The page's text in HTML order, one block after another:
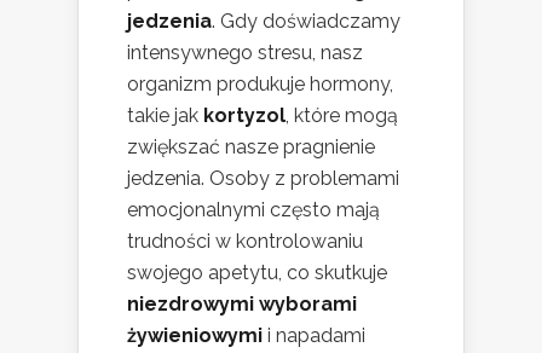
jedzenia. Gdy doświadczamy
intensywnego stresu, nasz
organizm produkuje hormony,
takie jak kortyzol , które mogą
zwiększać nasze pragnienie
jedzenia. Osoby z problemami
emocjonalnymi często mają
trudności w kontrolowaniu
swojego apetytu, co skutkuje
niezdrowymi wyborami
żywieniowymi i napadami